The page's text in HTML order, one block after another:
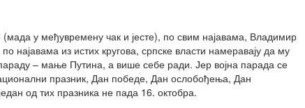
у међувремену чак и јесте), по свим најавама, Владимир
најавама из истих кругова, српске власти намеравају да му
– мање Путина, а више себе ради. Јер војна парада се
празник, Дан победе, Дан ослобођења, Дан
од тих празника не пада 16. октобра.